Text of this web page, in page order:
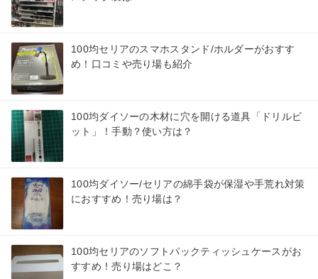
100均セリアのスマホスタンド/ホルダーがおすす
め！口コミや売り場も紹介
100均ダイソーの木材に穴を開ける道具「ドリルビ
ット」！手動？使い方は？
100均ダイソー/セリアの綿手袋が保湿や手荒れ対策
におすすめ！売り場は？
100均セリアのソフトパックティッシュケースがお
すすめ！売り場はどこ？